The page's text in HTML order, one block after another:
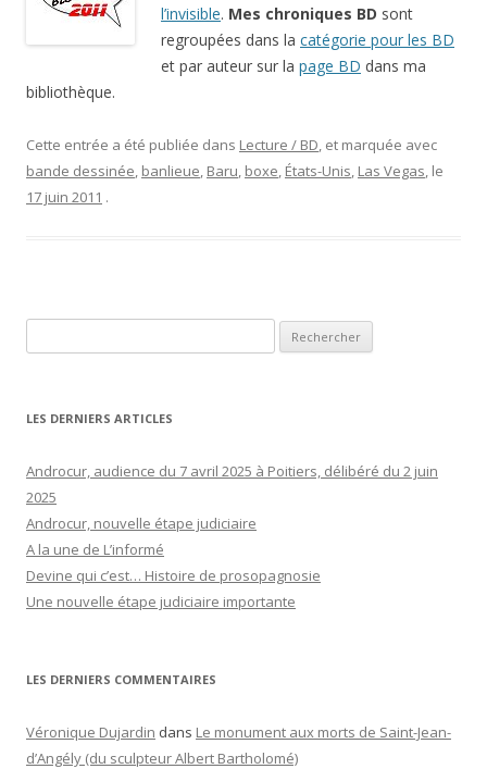
l’invisible. Mes chroniques BD sont
regroupées dans la catégorie pour les BD
et par auteur sur la page BD dans ma
bibliothèque.
Cette entrée a été publiée dans Lecture / BD, et marquée avec
bande dessinée, banlieue, Baru, boxe, États-Unis, Las Vegas, le
17 juin 2011 .
LES DERNIERS ARTICLES
Androcur, audience du 7 avril 2025 à Poitiers, délibéré du 2 juin
2025
Androcur, nouvelle étape judiciaire
A la une de L’informé
Devine qui c’est… Histoire de prosopagnosie
Une nouvelle étape judiciaire importante
LES DERNIERS COMMENTAIRES
Véronique Dujardin dans Le monument aux morts de Saint-Jean-
d’Angély (du sculpteur Albert Bartholomé)